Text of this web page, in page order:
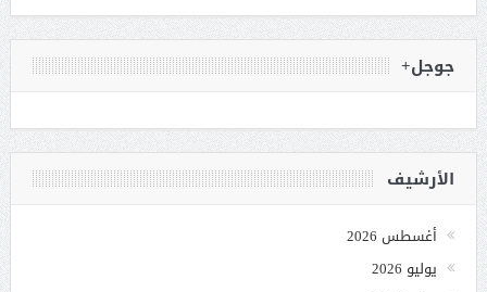
جوجل+
الأرشيف
أغسطس 2026
يوليو 2026